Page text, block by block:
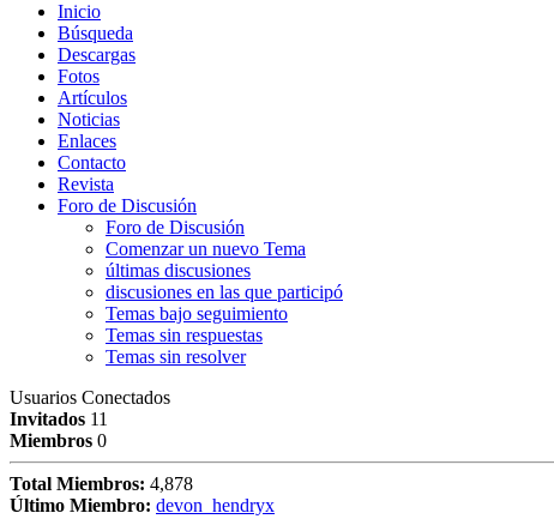
Inicio
Búsqueda
Descargas
Fotos
Artículos
Noticias
Enlaces
Contacto
Revista
Foro de Discusión
Foro de Discusión
Comenzar un nuevo Tema
últimas discusiones
discusiones en las que participó
Temas bajo seguimiento
Temas sin respuestas
Temas sin resolver
Usuarios Conectados
Invitados 11
Miembros 0
Total Miembros: 4,878
Último Miembro: devon_hendryx